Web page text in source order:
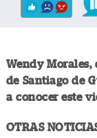
Wendy
de Santiago de
a conocer este
OTRAS